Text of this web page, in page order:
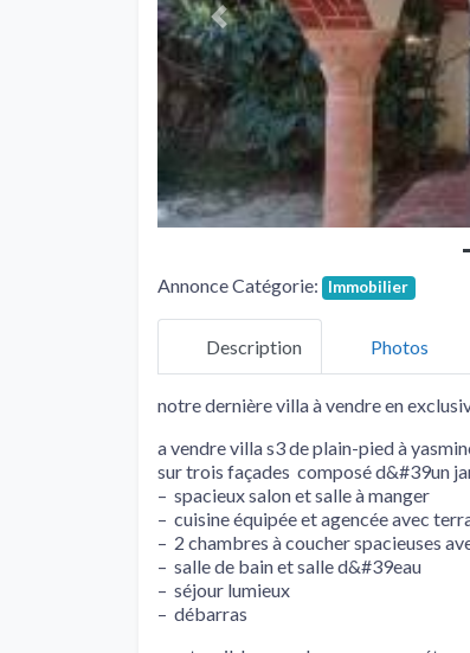
Précédent
Annonce Catégorie: Immobilier
Description Photos
notre dernière villa à vendre en
a vendre villa s3 de plain-pied à
sur trois façades composé d&#39un
– spacieux salon et salle à manger
– cuisine équipée et agencée avec
– 2 chambres à coucher spacieuses
– salle de bain et salle d&#39eau
– séjour lumieux
– débarras